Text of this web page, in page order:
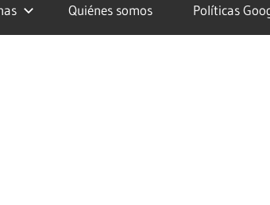
Quiénes somos Políticas